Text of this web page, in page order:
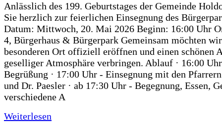
Anlässlich des 199. Geburtstages der Gemeinde
Sie herzlich zur feierlichen Einsegnung des
Datum: Mittwoch, 20. Mai 2026 Beginn: 16:00 Uhr
4, Bürgerhaus & Bürgerpark Gemeinsam möchten
besonderen Ort offiziell eröffnen und einen schönen
geselliger Atmosphäre verbringen. Ablauf · 16:00
Begrüßung · 17:00 Uhr - Einsegnung mit den
und Dr. Paesler · ab 17:30 Uhr - Begegnung, Essen,
verschiedene A
Weiterlesen